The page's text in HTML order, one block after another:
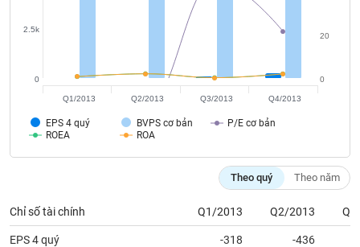
EPS 4 quý BVPS cơ bản
P/E cơ bản
ROEA
ROA
0
2.5k
0
20
Q1/2013 Q2/2013 Q3/2013 Q4/2013
Theo quý Theo năm
Chỉ số tài chính Q1/2013 Q2/2013
EPS 4 quý -318 -436
đầu
tư